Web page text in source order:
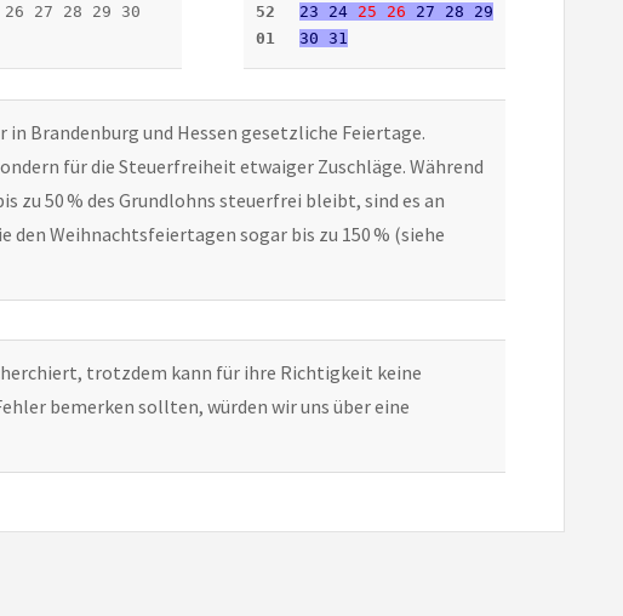
26 27 28 29 30
52
01
23 24 25 26 27 28 29
30 31
Brandenburg und Hessen gesetzliche Feiertage.
für die Steuerfreiheit etwaiger Zuschläge. Während
zu 50 % des Grundlohns steuerfrei bleibt, sind es an
den Weihnachtsfeiertagen sogar bis zu 150 % (siehe
trotzdem kann für ihre Richtigkeit keine
bemerken sollten, würden wir uns über eine